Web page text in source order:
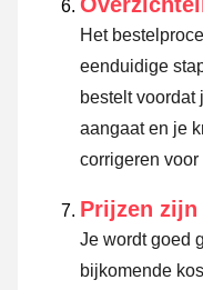
Het
eenduidige
bestelt voordat
aangaat en je
corrigeren
Prijzen
Je wordt goed
bijkomende